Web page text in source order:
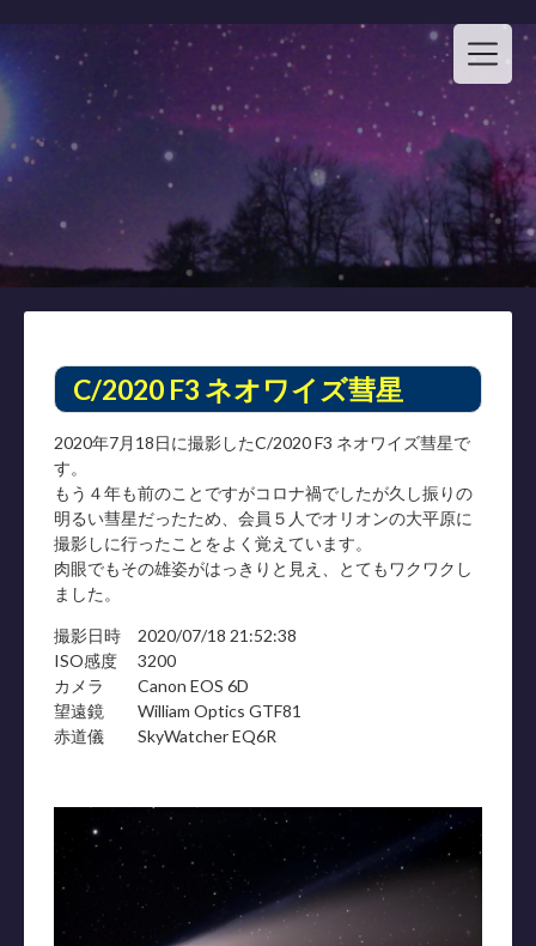
content
C/2020 F3 ネオワイズ彗星
2020年7月18日に撮影したC/2020 F3 ネオワイズ彗星で
す。
もう４年も前のことですがコロナ禍でしたが久し振りの
明るい彗星だったため、会員５人でオリオンの大平原に
撮影しに行ったことをよく覚えています。
肉眼でもその雄姿がはっきりと見え、とてもワクワクし
ました。
撮影日時 2020/07/18 21:52:38
ISO感度 3200
カメラ Canon EOS 6D
望遠鏡 William Optics GTF81
赤道儀 SkyWatcher EQ6R